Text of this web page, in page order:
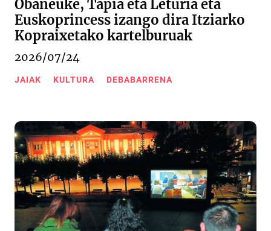
Obaneuke, Tapia eta Leturia eta
Euskoprincess izango dira Itziarko
Kopraixetako kartelburuak
2026/07/24
JAIAK KULTURA DEBABARRENA